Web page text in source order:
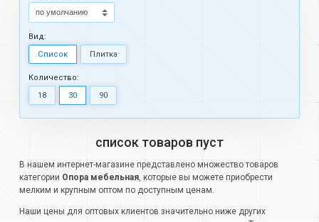
Вид:
Список
Плитка
Количество:
18
30 90
список товаров пуст
В нашем интернет-магазине представлено множество товаров
категории Опора мебельная , которые вы можете приобрести
мелким и крупным оптом по доступным ценам.
Наши цены для оптовых клиентов значительно ниже других